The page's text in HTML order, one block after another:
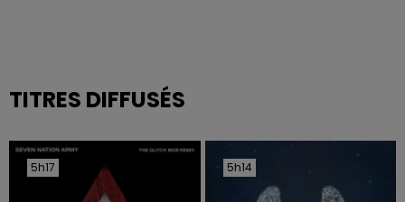
TITRES DIFFUSÉS
5h17
5h17 5h14
5h14